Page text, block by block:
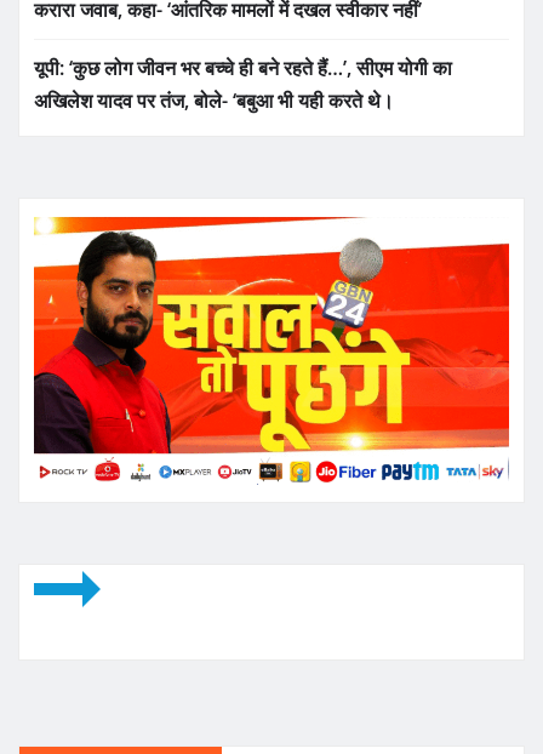
करारा जवाब, कहा- ‘आंतरिक मामलों में दखल स्वीकार नहीं’
यूपी: ‘कुछ लोग जीवन भर बच्चे ही बने रहते हैं…’, सीएम योगी का
अखिलेश यादव पर तंज, बोले- ‘बबुआ भी यही करते थे।